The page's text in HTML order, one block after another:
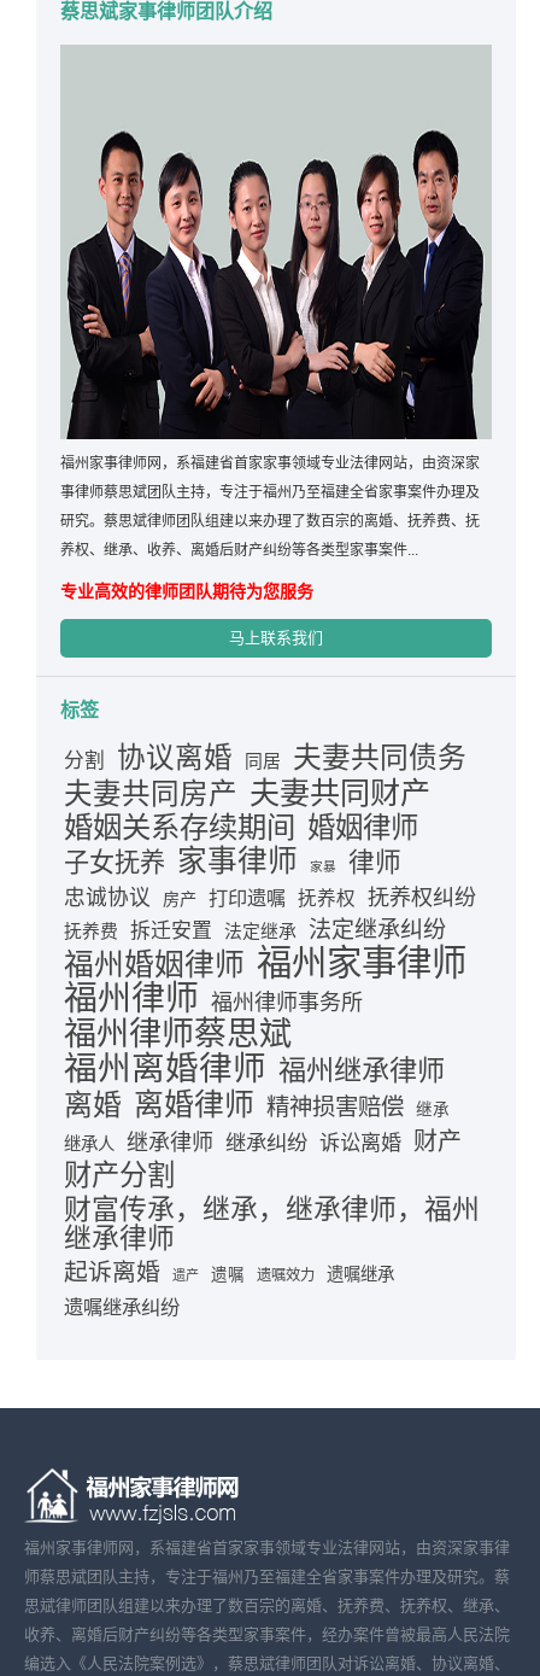
蔡思斌家事律师团队介绍
福州家事律师网，系福建省首家家事领域专业法律网站，由资深家
事律师蔡思斌团队主持，专注于福州乃至福建全省家事案件办理及
研究。蔡思斌律师团队组建以来办理了数百宗的离婚、抚养费、抚
养权、继承、收养、离婚后财产纠纷等各类型家事案件...
专业高效的律师团队期待为您服务
马上联系我们
标签
分割 协议离婚 同居 夫妻共同债务
夫妻共同房产 夫妻共同财产
婚姻关系存续期间 婚姻律师
子女抚养 家事律师 家暴 律师
忠诚协议 房产 打印遗嘱 抚养权 抚养权纠纷
抚养费 拆迁安置 法定继承 法定继承纠纷
福州婚姻律师 福州家事律师
福州律师 福州律师事务所
福州律师蔡思斌
福州离婚律师 福州继承律师
离婚 离婚律师 精神损害赔偿 继承
继承人 继承律师 继承纠纷 诉讼离婚 财产
财产分割
财富传承，继承，继承律师，福州
继承律师
起诉离婚 遗产 遗嘱 遗嘱效力 遗嘱继承
遗嘱继承纠纷
福州家事律师网，系福建省首家家事领域专业法律网站，由资深家事律
师蔡思斌团队主持，专注于福州乃至福建全省家事案件办理及研究。蔡
思斌律师团队组建以来办理了数百宗的离婚、抚养费、抚养权、继承、
收养、离婚后财产纠纷等各类型家事案件，经办案件曾被最高人民法院
编选入《人民法院案例选》，蔡思斌律师团队对诉讼离婚、协议离婚、